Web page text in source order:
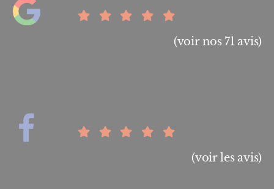
(voir nos 71 avis)
(voir les avis)